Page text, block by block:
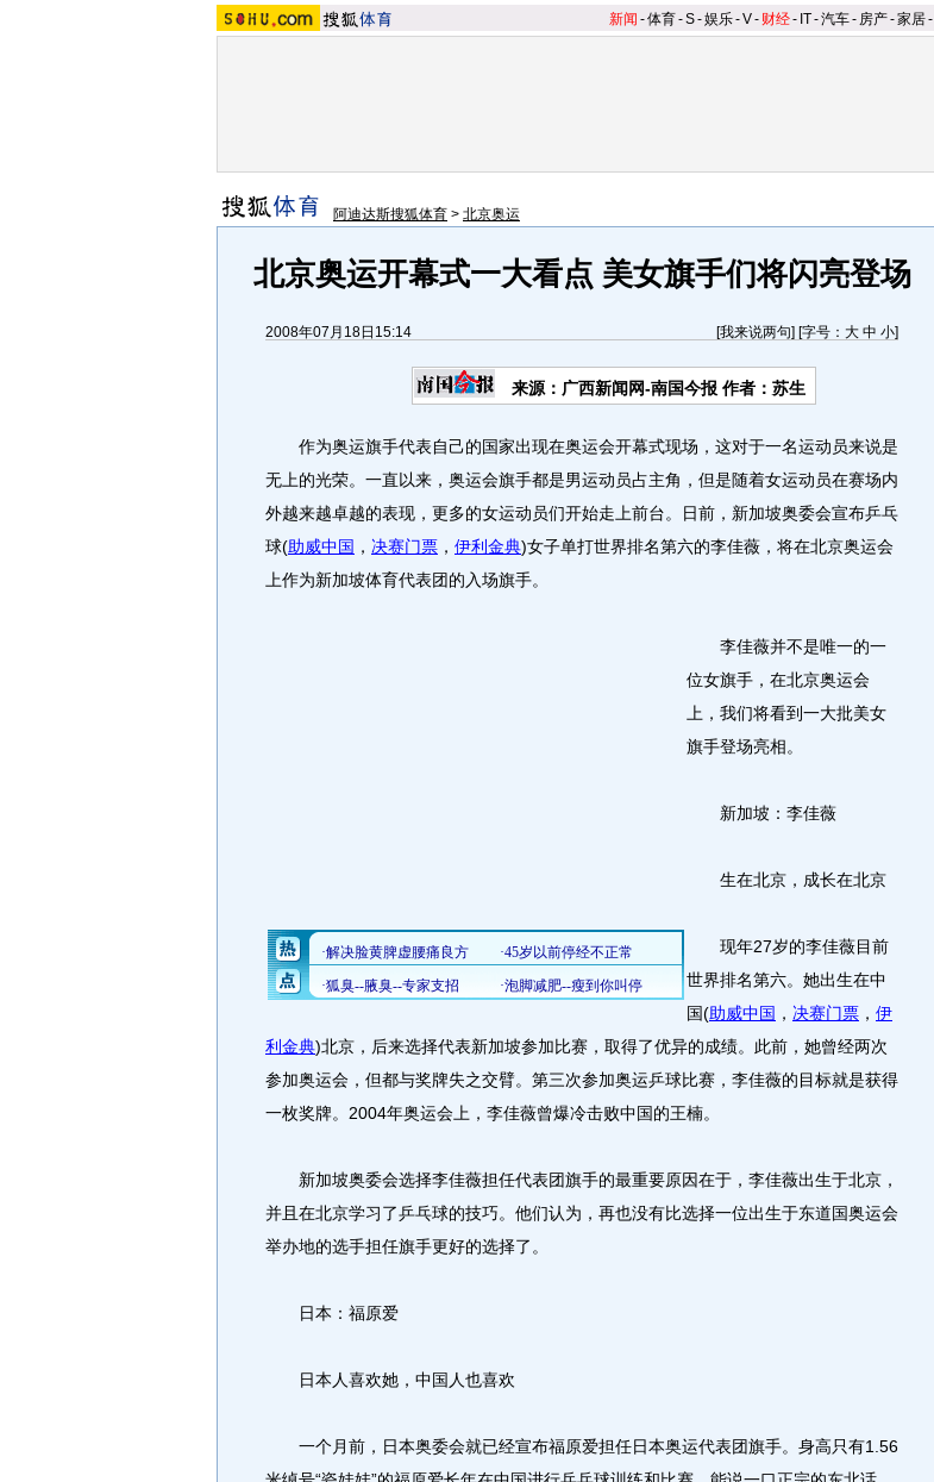
新闻 -体育-S-娱乐-V- 财经- IT-汽车- 房产-家居-
阿迪达斯搜狐体育 > 北京奥运
北京奥运开幕式一大看点 美女旗手们将闪亮登场
2008年07月18日15:14 [我来说两句] [字号： 大 中 小]
来源：广西新闻网-南国今报 作者：苏生
作为奥运旗手代表自己的国家出现在奥运会开幕式现场，这对于一名运动员来说是
无上的光荣。一直以来，奥运会旗手都是男运动员占主角，但是随着女运动员在赛场内
外越来越卓越的表现，更多的女运动员们开始走上前台。日前，新加坡奥委会宣布乒乓
球(助威中国 ， 决赛门票 ， 伊利金典)女子单打世界排名第六的李佳薇，将在北京奥运会
上作为新加坡体育代表团的入场旗手。
李佳薇并不是唯一的一
位女旗手，在北京奥运会
上，我们将看到一大批美女
旗手登场亮相。
新加坡：李佳薇
生在北京，成长在北京
现年27岁的李佳薇目前
世界排名第六。她出生在中
国(助威中国 ， 决赛门票 ， 伊
利金典)北京，后来选择代表新加坡参加比赛，取得了优异的成绩。此前，她曾经两次
参加奥运会，但都与奖牌失之交臂。第三次参加奥运乒球比赛，李佳薇的目标就是获得
一枚奖牌。2004年奥运会上，李佳薇曾爆冷击败中国的王楠。
新加坡奥委会选择李佳薇担任代表团旗手的最重要原因在于，李佳薇出生于北京，
并且在北京学习了乒乓球的技巧。他们认为，再也没有比选择一位出生于东道国奥运会
举办地的选手担任旗手更好的选择了。
日本：福原爱
日本人喜欢她，中国人也喜欢
一个月前，日本奥委会就已经宣布福原爱担任日本奥运代表团旗手。身高只有1.56